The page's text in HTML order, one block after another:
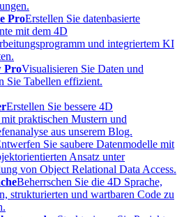
ProErstellen Sie datenbasierte
mit dem 4D
und integriertem KI
ProVisualisieren Sie Daten und
Sie Tabellen effizient.
Erstellen Sie bessere 4D
praktischen Mustern und
aus unserem Blog.
Sie saubere Datenmodelle mit
Ansatz unter
von Object Relational Data Access.
Beherrschen Sie die 4D Sprache,
strukturierten und wartbaren Code zu